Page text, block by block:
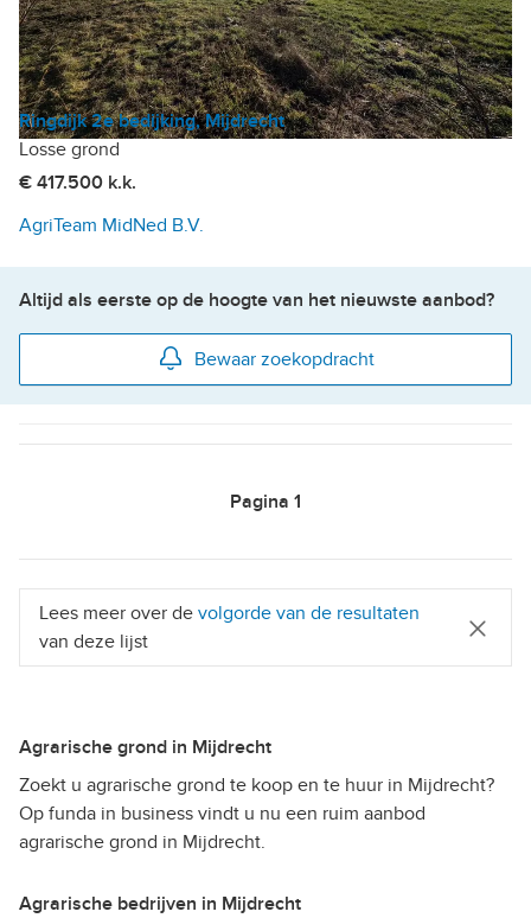
Ringdijk 2e bedijking, Mijdrecht
Losse grond
€ 417.500 k.k.
AgriTeam MidNed B.V.
Altijd als eerste op de hoogte van het nieuwste aanbod?
Bewaar zoekopdracht
Pagina 1
Lees meer over de volgorde van de resultaten
van deze lijst
Agrarische grond in Mijdrecht
Zoekt u agrarische grond te koop en te huur in Mijdrecht?
Op funda in business vindt u nu een ruim aanbod
agrarische grond in Mijdrecht.
Agrarische bedrijven in Mijdrecht